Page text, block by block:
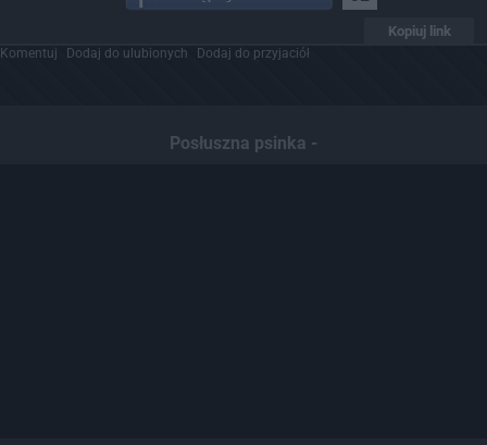
Kopiuj link
Komentuj Dodaj do ulubionych Dodaj do przyjaciół
Posłuszna psinka -